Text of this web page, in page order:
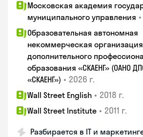
Московская академия
муниципального управления •
Образовательная автономная
некоммерческая организация
дополнительного
образования «СКАЕНГ» (ОАНО
«СКАЕНГ») • 2026 г.
Wall Street English • 2018 г.
Wall Street Institute • 2011 г.
Разбирается в IT и